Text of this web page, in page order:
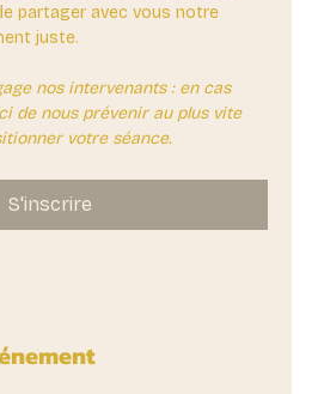
partager avec vous notre
juste.
nos intervenants : en cas
de nous prévenir au plus vite
votre séance.
S'inscrire